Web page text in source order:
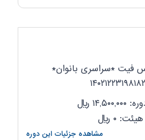
درجه ۳ کراس فیت *سراسری بانوان*
۱۴۵۴۲۲
ریال
۰
ریال
مشاهده جزئیات این دوره